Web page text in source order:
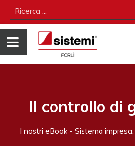
Il controllo di
I nostri eBook - Sistema